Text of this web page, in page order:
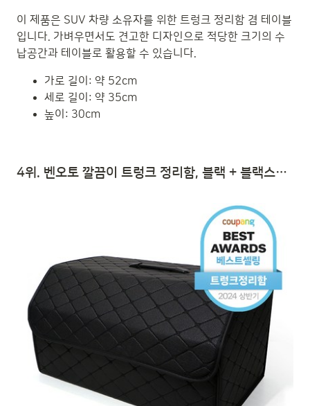
이 제품은 SUV 차량 소유자를 위한 트렁크 정리함 겸 테이블
입니다. 가벼우면서도 견고한 디자인으로 적당한 크기의 수
납공간과 테이블로 활용할 수 있습니다.
가로 길이: 약 52cm
세로 길이: 약 35cm
높이: 30cm
4위. 벤오토 깔끔이 트렁크 정리함, 블랙 + 블랙스티치 | 자동차 트렁크 수납함